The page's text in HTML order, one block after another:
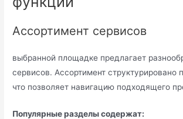
Ассортимент сервисов
выбранной площадке предлагает
сервисов. Ассортимент структурировано
что позволяет навигацию подходящего
Популярные разделы содержат: